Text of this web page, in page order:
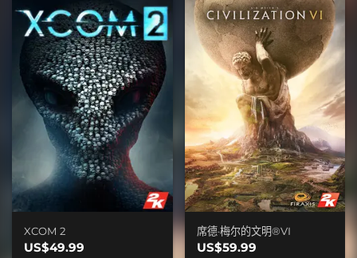
XCOM 2
US$49.99
席德·梅尔的文明®VI
US$59.99